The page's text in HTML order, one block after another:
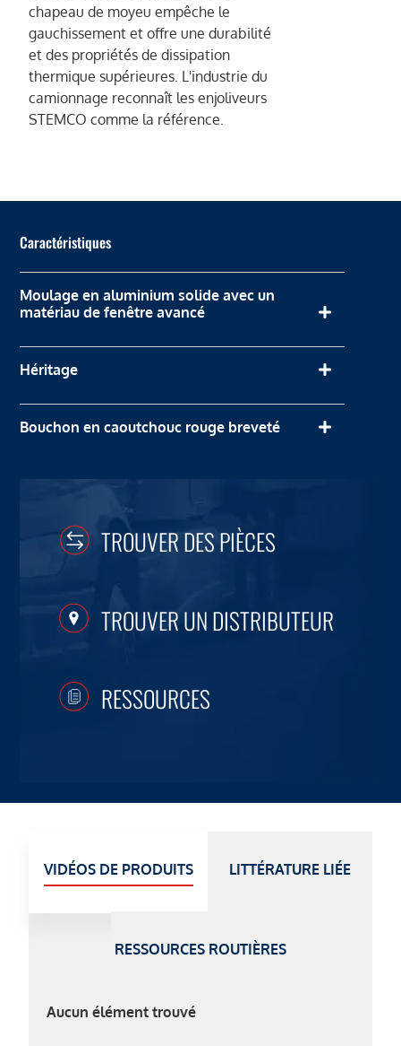
chapeau de moyeu empêche le
gauchissement et offre une durabilité
et des propriétés de dissipation
thermique supérieures. L'industrie du
camionnage reconnaît les enjoliveurs
STEMCO comme la référence.
Caractéristiques
Moulage en aluminium solide avec un
matériau de fenêtre avancé
Héritage
Bouchon en caoutchouc rouge breveté
TROUVER DES PIÈCES
TROUVER UN DISTRIBUTEUR
RESSOURCES
VIDÉOS DE PRODUITS LITTÉRATURE LIÉE
RESSOURCES ROUTIÈRES
Aucun élément trouvé